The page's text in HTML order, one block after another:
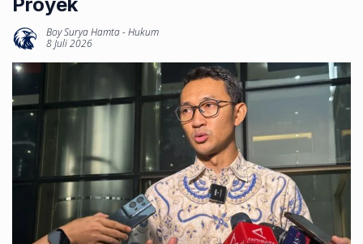
Boy Surya Hamta-Hukum
8 Juli 2026